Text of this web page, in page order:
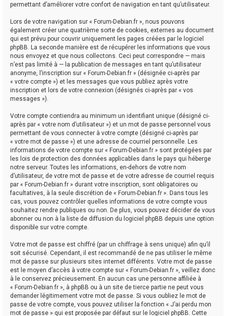
permettant d’améliorer votre confort de navigation en tant qu’utilisateur.
Lors de votre navigation sur « Forum-Debian.fr », nous pouvons
également créer une quatrième sorte de cookies, externes au document
qui est prévu pour couvrir uniquement les pages créées par le logiciel
phpBB. La seconde manière est de récupérer les informations que vous
nous envoyez et que nous collectons. Ceci peut correspondre — mais
n’est pas limité à — la publication de messages en tant qu’utilisateur
anonyme, l’inscription sur « Forum-Debian.fr » (désignée ci-après par
« votre compte ») et les messages que vous publiez après votre
inscription et lors de votre connexion (désignés ci-après par « vos
messages »).
Votre compte contiendra au minimum un identifiant unique (désigné ci-
après par « votre nom d’utilisateur ») et un mot de passe personnel vous
permettant de vous connecter à votre compte (désigné ci-après par
« votre mot de passe ») et une adresse de courriel personnelle. Les
informations de votre compte sur « Forum-Debian.fr » sont protégées par
les lois de protection des données applicables dans le pays qui héberge
notre serveur. Toutes les informations, en-dehors de votre nom
d’utilisateur, de votre mot de passe et de votre adresse de courriel requis
par « Forum-Debian.fr » durant votre inscription, sont obligatoires ou
facultatives, à la seule discrétion de « Forum-Debian.fr ». Dans tous les
cas, vous pouvez contrôler quelles informations de votre compte vous
souhaitez rendre publiques ou non. De plus, vous pouvez décider de vous
abonner ou non à la liste de diffusion du logiciel phpBB depuis une option
disponible sur votre compte.
Votre mot de passe est chiffré (par un chiffrage à sens unique) afin qu’il
soit sécurisé. Cependant, il est recommandé de ne pas utiliser le même
mot de passe sur plusieurs sites internet différents. Votre mot de passe
est le moyen d’accès à votre compte sur « Forum-Debian.fr », veillez donc
à le conservez précieusement. En aucun cas une personne affiliée à
« Forum-Debian.fr », à phpBB ou à un site de tierce partie ne peut vous
demander légitimement votre mot de passe. Si vous oubliez le mot de
passe de votre compte, vous pouvez utiliser la fonction « J’ai perdu mon
mot de passe » qui est proposée par défaut sur le logiciel phpBB. Cette